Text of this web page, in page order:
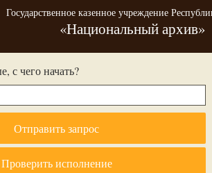
Государственное казенное учреждение
«Национальный архив»
с чего начать?
Отправить запрос
Проверить исполнение